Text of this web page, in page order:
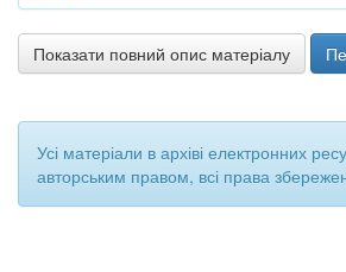
Показати повний опис матеріалу
Усі матеріали в архіві електронних
авторським правом, всі права